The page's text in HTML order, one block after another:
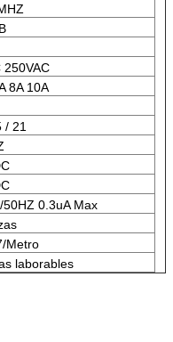
250VAC
8A 10A
/ 21
50HZ 0.3uA Max
Metro
laborables